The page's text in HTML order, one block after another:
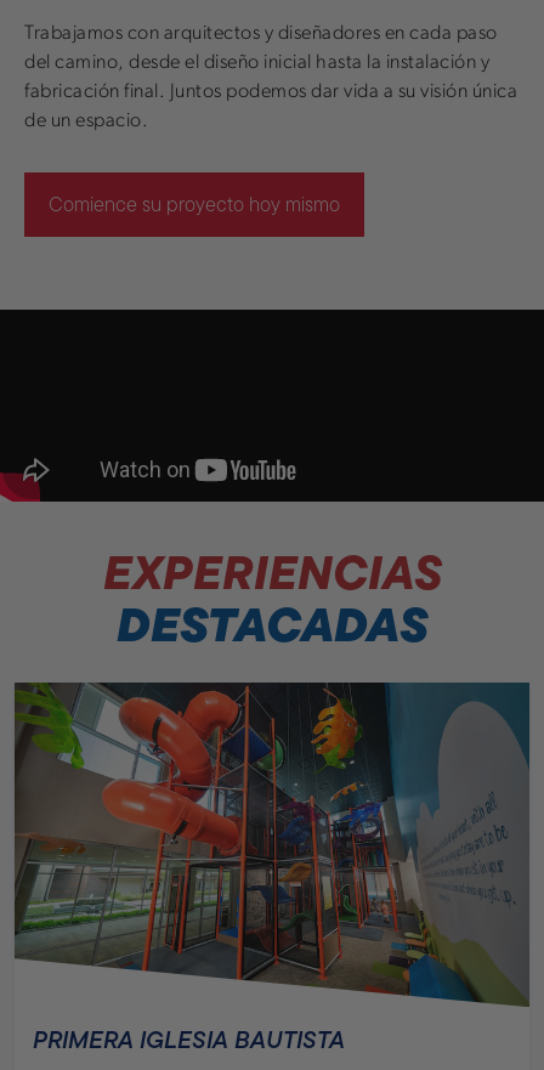
Trabajamos con arquitectos y diseñadores en cada paso
del camino, desde el diseño inicial hasta la instalación y
fabricación final. Juntos podemos dar vida a su visión única
de un espacio.
Comience su proyecto hoy mismo
EXPERIENCIAS
DESTACADAS
PRIMERA IGLESIA BAUTISTA